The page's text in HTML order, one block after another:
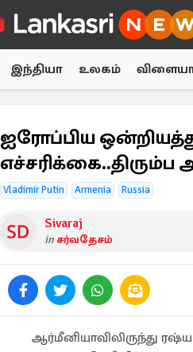
இந்தியா உலகம்
ஐரோப்பிய
Vladimir Putin Armenia Russia
Sivaraj
in சர்வதேசம்
ஆர்மீனியாவிலிருந்து